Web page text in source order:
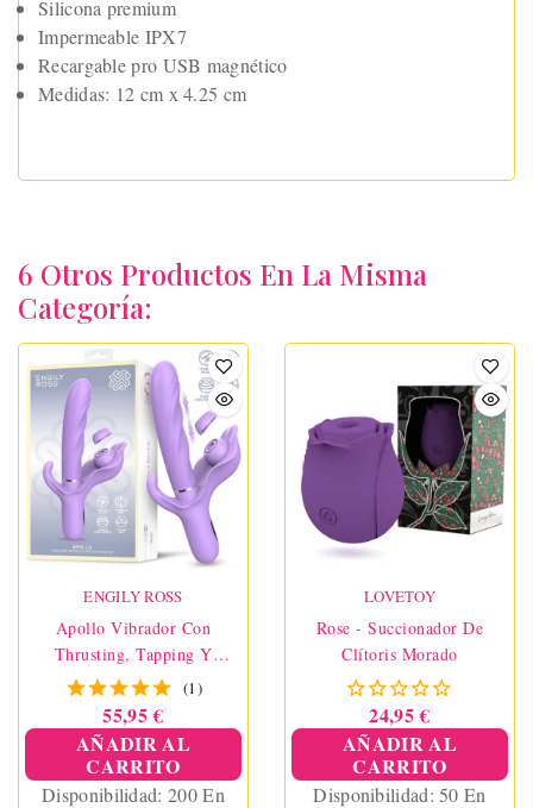
Silicona premium
Impermeable IPX7
Recargable pro USB magnético
Medidas: 12 cm x 4.25 cm
6 Otros Productos En La Misma
Categoría:
ENGILY ROSS
Apollo Vibrador Con
Thrusting, Tapping Y
Succión
(1)
55,95 €
AÑADIR AL
CARRITO
Disponibilidad: 200 En
LOVETOY
Rose - Succionador De
Clítoris Morado
24,95 €
AÑADIR AL
CARRITO
Disponibilidad:50 En